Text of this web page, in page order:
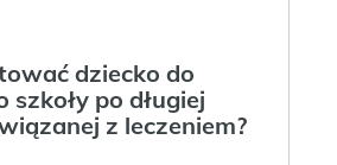
dziecko do
po długiej
z leczeniem?